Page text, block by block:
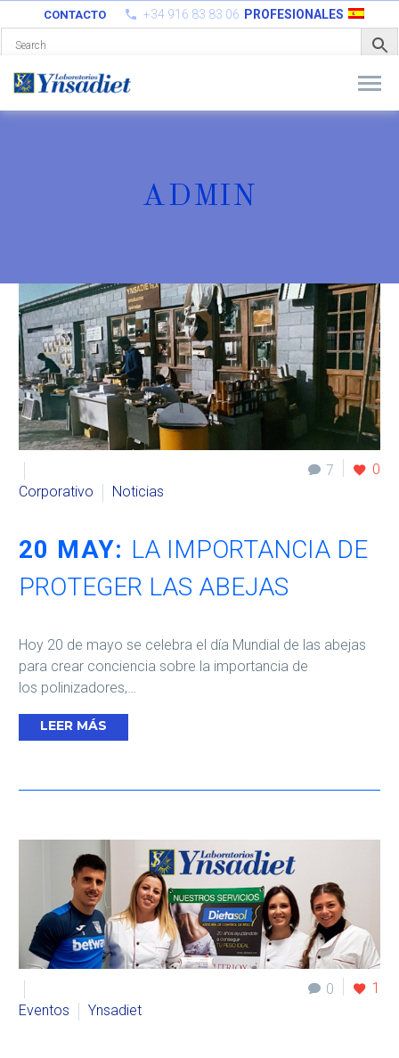
CONTACTO +34 916 83 83 06 PROFESIONALES
ADMIN
Home Posts by
7
0
Corporativo
Noticias
20 MAY: LA IMPORTANCIA DE
PROTEGER LAS ABEJAS
Hoy 20 de mayo se celebra el día Mundial de las abejas
para crear conciencia sobre la importancia de
los polinizadores,…
LEER MÁS
0
1
Eventos
Ynsadiet